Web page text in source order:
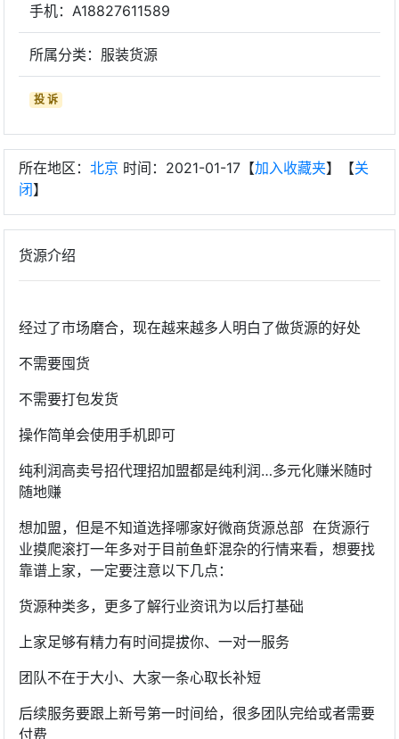
手机：A18827611589
所属分类：服装货源
投 诉
所在地区： 北京 时间：2021-01-17【加入收藏夹】【关
闭】
货源介绍
经过了市场磨合，现在越来越多人明白了做货源的好处
不需要囤货
不需要打包发货
操作简单会使用手机即可
纯利润高卖号招代理招加盟都是纯利润…多元化赚米随时
随地赚
想加盟，但是不知道选择哪家好微商货源总部 在货源行
业摸爬滚打一年多对于目前鱼虾混杂的行情来看，想要找
靠谱上家，一定要注意以下几点：
货源种类多，更多了解行业资讯为以后打基础
上家足够有精力有时间提拔你、一对一服务
团队不在于大小、大家一条心取长补短
后续服务要跟上新号第一时间给，很多团队完给或者需要
付费